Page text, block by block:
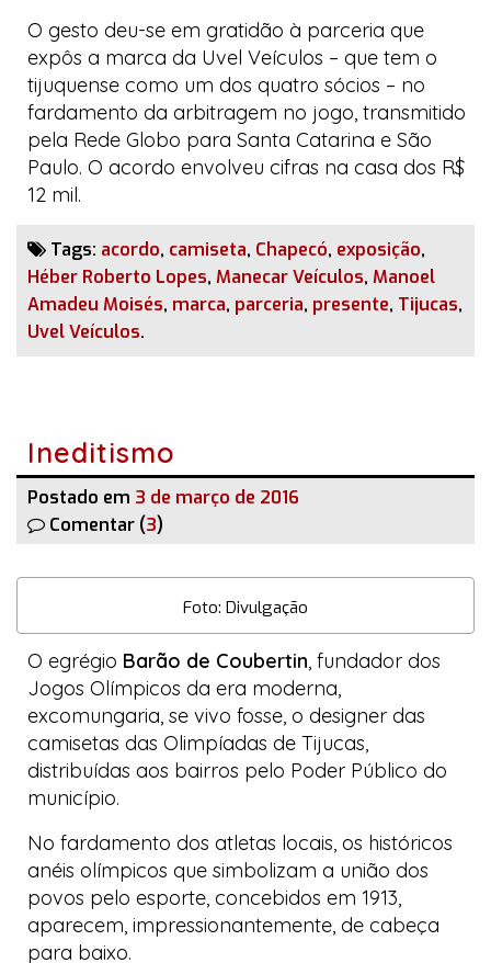
O gesto deu-se em gratidão à parceria que
expôs a marca da Uvel Veículos – que tem o
tijuquense como um dos quatro sócios – no
fardamento da arbitragem no jogo, transmitido
pela Rede Globo para Santa Catarina e São
Paulo. O acordo envolveu cifras na casa dos R$
12 mil.
Tags: acordo, camiseta, Chapecó, exposição,
Héber Roberto Lopes, Manecar Veículos, Manoel
Amadeu Moisés, marca, parceria, presente, Tijucas,
Uvel Veículos.
Ineditismo
Postado em 3 de março de 2016
Comentar (3)
Foto: Divulgação
O egrégio Barão de Coubertin, fundador dos
Jogos Olímpicos da era moderna,
excomungaria, se vivo fosse, o designer das
camisetas das Olimpíadas de Tijucas,
distribuídas aos bairros pelo Poder Público do
município.
No fardamento dos atletas locais, os históricos
anéis olímpicos que simbolizam a união dos
povos pelo esporte, concebidos em 1913,
aparecem, impressionantemente, de cabeça
para baixo.